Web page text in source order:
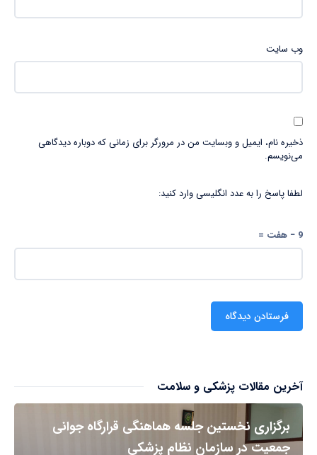
وب‌ سایت
ذخیره نام، ایمیل و وبسایت من در مرورگر برای زمانی که دوباره دیدگاهی
می‌نویسم.
لطفا پاسخ را به عدد انگلیسی وارد کنید:
9 − هفت =
آخرین مقالات پزشکی و سلامت
برگزاری نخستین جلسه هماهنگی قرارگاه جوانی
جمعیت در سازمان نظام پزشکی